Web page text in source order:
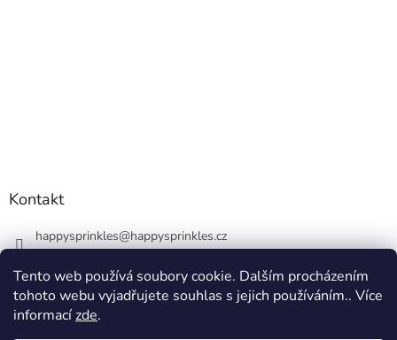
Tento web používá soubory cookie. Dalším procházením
tohoto webu vyjadřujete souhlas s jejich používáním.. Více
informacízde.
Kontakt
happysprinkles@happysprinkles.cz